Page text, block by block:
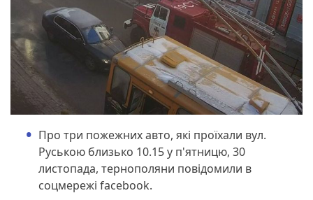
Про три пожежних авто, які проїхали вул.
Руською близько 10.15 у п'ятницю, 30
листопада, тернополяни повідомили в
соцмережі facebook.